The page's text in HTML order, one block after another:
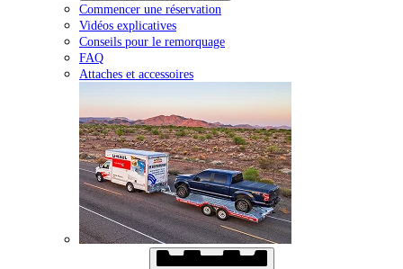
Commencer une réservation
Vidéos explicatives
Conseils pour le remorquage
FAQ
Attaches et accessoires